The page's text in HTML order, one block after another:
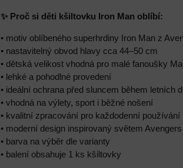
✨ Proč si děti kšiltovku Iron Man oblíbí:
• motiv oblíbeného superhrdiny Iron Man z
• nastavitelný obvod hlavy cca 44–50 cm
• dětská velikost vhodná pro malé fanoušky
• lehké a pohodlné provedení
• ideální ochrana před sluncem během letních
• vhodná na výlety, sport i běžné nošení
• kvalitní zpracování pro každodenní používání
• moderní design inspirovaný světem Avengers
• barva na výběr dle varianty
• balení obsahuje 1 ks kšiltovky